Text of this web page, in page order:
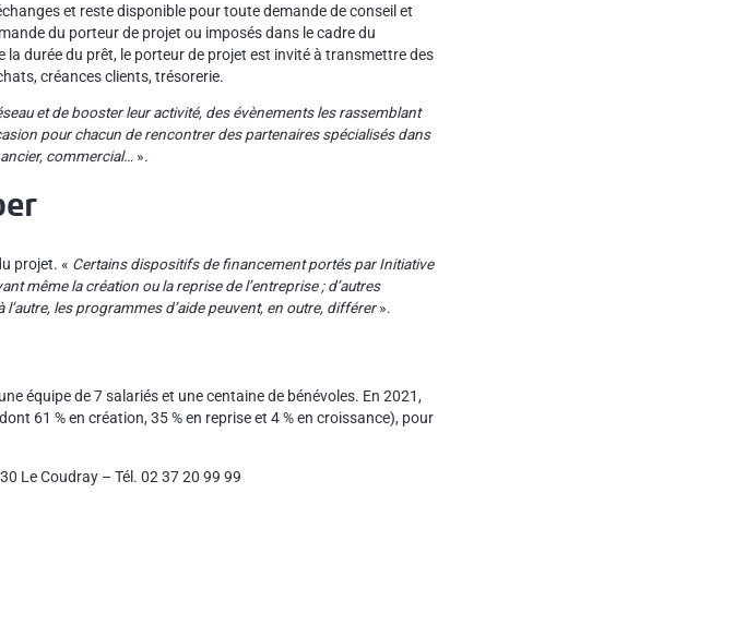
et reste disponible pour toute demande de conseil et
du porteur de projet ou imposés dans le cadre du
durée du prêt, le porteur de projet est invité à transmettre des
créances clients, trésorerie.
et de booster leur activité, des évènements les rassemblant
pour chacun de rencontrer des partenaires spécialisés dans
commercial… ».
projet. « Certains dispositifs de financement portés par Initiative
même la création ou la reprise de l’entreprise ; d’autres
les programmes d’aide peuvent, en outre, différer».
équipe de 7 salariés et une centaine de bénévoles. En 2021,
61 % en création, 35 % en reprise et 4 % en croissance), pour
Le Coudray – Tél. 02 37 20 99 99